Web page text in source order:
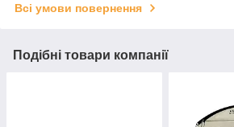
Всі умови повернення
Подібні товари компанії